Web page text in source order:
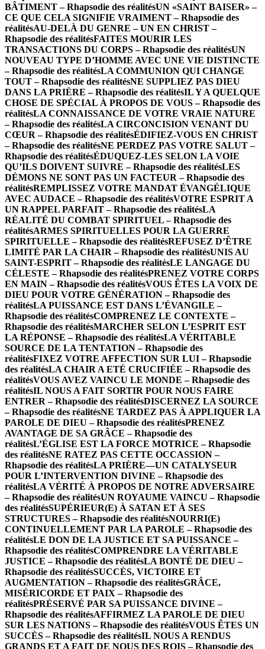
BÂTIMENT – Rhapsodie des réalitésUN «SAINT BAISER» –
CE QUE CELA SIGNIFIE VRAIMENT – Rhapsodie des
réalitésAU-DELÀ DU GENRE – UN EN CHRIST –
Rhapsodie des réalitésFAITES MOURIR LES
TRANSACTIONS DU CORPS – Rhapsodie des réalitésUN
NOUVEAU TYPE D’HOMME AVEC UNE VIE DISTINCTE
– Rhapsodie des réalitésLA COMMUNION QUI CHANGE
TOUT – Rhapsodie des réalitésNE SUPPLIEZ PAS DIEU
DANS LA PRIÈRE – Rhapsodie des réalitésIL Y A QUELQUE
CHOSE DE SPÉCIAL À PROPOS DE VOUS – Rhapsodie des
réalitésLA CONNAISSANCE DE VOTRE VRAIE NATURE
– Rhapsodie des réalitésLA CIRCONCISION VENANT DU
CŒUR – Rhapsodie des réalitésÉDIFIEZ-VOUS EN CHRIST
– Rhapsodie des réalitésNE PERDEZ PAS VOTRE SALUT –
Rhapsodie des réalitésÉDUQUEZ-LES SELON LA VOIE
QU’ILS DOIVENT SUIVRE – Rhapsodie des réalitésLES
DÉMONS NE SONT PAS UN FACTEUR – Rhapsodie des
réalitésREMPLISSEZ VOTRE MANDAT ÉVANGÉLIQUE
AVEC AUDACE – Rhapsodie des réalitésVOTRE ESPRIT A
UN RAPPEL PARFAIT – Rhapsodie des réalitésLA
RÉALITÉ DU COMBAT SPIRITUEL – Rhapsodie des
réalitésARMES SPIRITUELLES POUR LA GUERRE
SPIRITUELLE – Rhapsodie des réalitésREFUSEZ D’ÊTRE
LIMITÉ PAR LA CHAIR – Rhapsodie des réalitésUNIS AU
SAINT-ESPRIT – Rhapsodie des réalitésLE LANGAGE DU
CÉLESTE – Rhapsodie des réalitésPRENEZ VOTRE CORPS
EN MAIN – Rhapsodie des réalitésVOUS ÊTES LA VOIX DE
DIEU POUR VOTRE GÉNÉRATION – Rhapsodie des
réalitésLA PUISSANCE EST DANS L’ÉVANGILE –
Rhapsodie des réalitésCOMPRENEZ LE CONTEXTE –
Rhapsodie des réalitésMARCHER SELON L’ESPRIT EST
LA RÉPONSE – Rhapsodie des réalitésLA VÉRITABLE
SOURCE DE LA TENTATION – Rhapsodie des
réalitésFIXEZ VOTRE AFFECTION SUR LUI – Rhapsodie
des réalitésLA CHAIR A ETÉ CRUCIFIÉE – Rhapsodie des
réalitésVOUS AVEZ VAINCU LE MONDE – Rhapsodie des
réalitésIL NOUS A FAIT SORTIR POUR NOUS FAIRE
ENTRER – Rhapsodie des réalitésDISCERNEZ LA SOURCE
– Rhapsodie des réalitésNE TARDEZ PAS À APPLIQUER LA
PAROLE DE DIEU – Rhapsodie des réalitésPRENEZ
AVANTAGE DE SA GRÂCE – Rhapsodie des
réalitésL’ÉGLISE EST LA FORCE MOTRICE – Rhapsodie
des réalitésNE RATEZ PAS CETTE OCCASSION –
Rhapsodie des réalitésLA PRIÈRE—UN CATALYSEUR
POUR L’INTERVENTION DIVINE – Rhapsodie des
réalitésLA VÉRITÉ À PROPOS DE NOTRE ADVERSAIRE
– Rhapsodie des réalitésUN ROYAUME VAINCU – Rhapsodie
des réalitésSUPÉRIEUR(E) À SATAN ET À SES
STRUCTURES – Rhapsodie des réalitésNOURRI(E)
CONTINUELLEMENT PAR LA PAROLE – Rhapsodie des
réalitésLE DON DE LA JUSTICE ET SA PUISSANCE –
Rhapsodie des réalitésCOMPRENDRE LA VÉRITABLE
JUSTICE – Rhapsodie des réalitésLA BONTÉ DE DIEU –
Rhapsodie des réalitésSUCCÈS, VICTOIRE ET
AUGMENTATION – Rhapsodie des réalitésGRÂCE,
MISÉRICORDE ET PAIX – Rhapsodie des
réalitésPRÉSERVÉ PAR SA PUISSANCE DIVINE –
Rhapsodie des réalitésAFFIRMEZ LA PAROLE DE DIEU
SUR LES NATIONS – Rhapsodie des réalitésVOUS ÊTES UN
SUCCÈS – Rhapsodie des réalitésIL NOUS A RENDUS
GRANDS ET A FAIT DE NOUS DES ROIS – Rhapsodie des